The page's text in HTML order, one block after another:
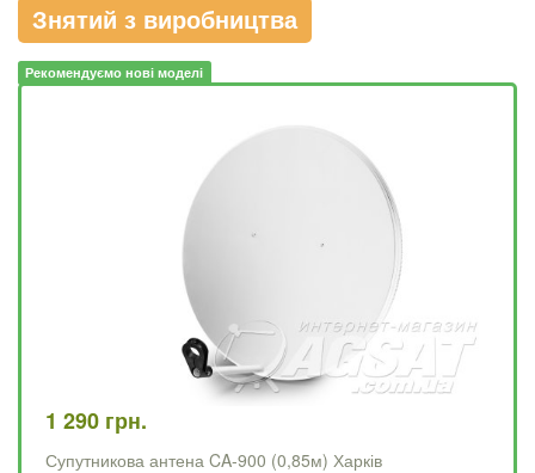
Знятий з виробництва
Рекомендуємо нові моделі
1 290 грн.
Супутникова антена CA-900 (0,85м) Харків